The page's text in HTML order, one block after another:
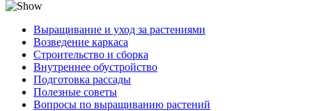
Выращивание и уход за растениями
Возведение каркаса
Строительство и сборка
Внутреннее обустройство
Подготовка рассады
Полезные советы
Вопросы по выращиванию растений